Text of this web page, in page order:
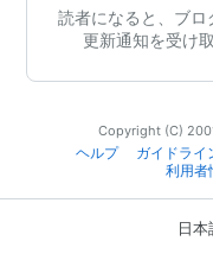
読者になると、ブロ
更新通知を受け
Copyright (C)
ヘルプ
ガイドライ
利用者
日本